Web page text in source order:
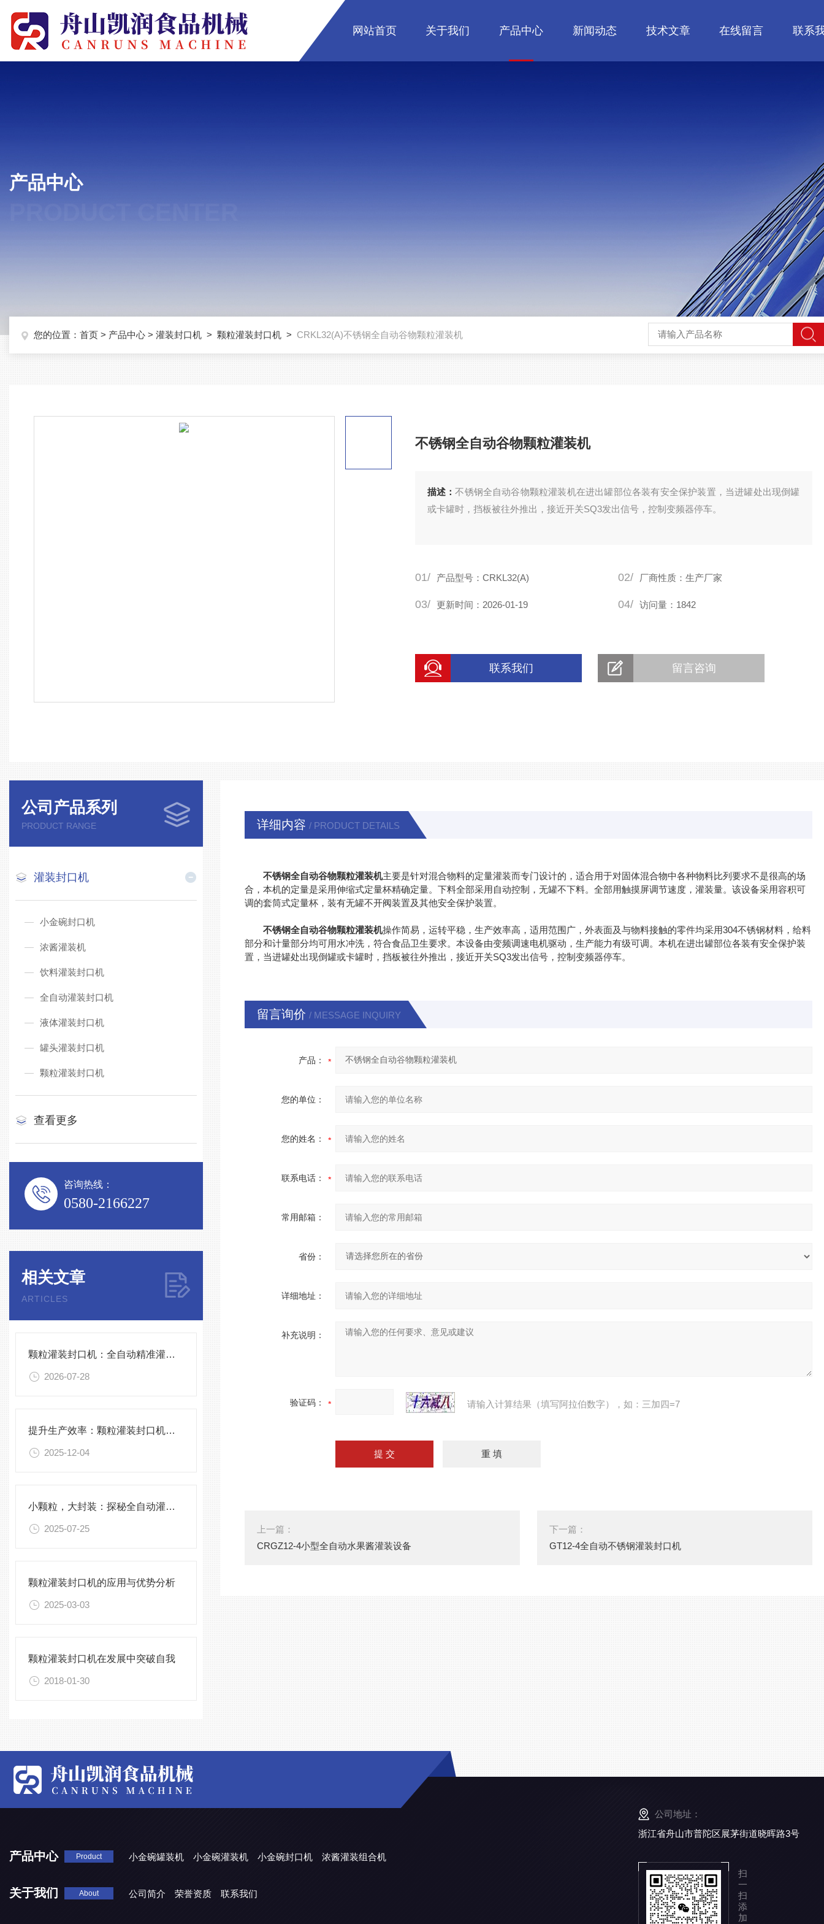
网站首页 关于我们 产品中心 新闻动态 技术文章 在线留言 联系
产品中心
您的位置： 首页 > 产品中心 > 灌装封口机 > 颗粒灌装封口机 > CRKL32(A)不锈钢全自动谷物颗粒灌装机
不锈钢全自动谷物颗粒灌装机
描述：不锈钢全自动谷物颗粒灌装机在进出罐部位各装有安全保护装置，当进罐处出现倒罐
或卡罐时，挡板被往外推出，接近开关SQ3发出信号，控制变频器停车。
01/ 产品型号：CRKL32(A) 02/ 厂商性质：生产厂家
03/ 更新时间：2026-01-19 04/ 访问量：1842
联系我们 留言咨询
公司产品系列
PRODUCT RANGE
灌装封口机
小金碗封口机
浓酱灌装机
饮料灌装封口机
全自动灌装封口机
液体灌装封口机
罐头灌装封口机
颗粒灌装封口机
查看更多
咨询热线：
0580-2166227
相关文章
ARTICLES
颗粒灌装封口机：全自动精准灌装，助力食品化工高效生产
2026-07-28
提升生产效率：颗粒灌装封口机的优化与维护
2025-12-04
小颗粒，大封装：探秘全自动灌装封口一体化科技
2025-07-25
颗粒灌装封口机的应用与优势分析
2025-03-03
颗粒灌装封口机在发展中突破自我
2018-01-30
详细内容 / PRODUCT DETAILS
不锈钢全自动谷物颗粒灌装机主要是针对混合物料的定量灌装而专门设计的，适合用于对固体混合物中各种物料比列要求不是很高的场
合，本机的定量是采用伸缩式定量杯精确定量。下料全部采用自动控制，无罐不下料。全部用触摸屏调节速度，灌装量。该设备采用容积可
调的套筒式定量杯，装有无罐不开阀装置及其他安全保护装置。
不锈钢全自动谷物颗粒灌装机操作简易，运转平稳，生产效率高，适用范围广，外表面及与物料接触的零件均采用304不锈钢材料，给料
部分和计量部分均可用水冲洗，符合食品卫生要求。本设备由变频调速电机驱动，生产能力有级可调。本机在进出罐部位各装有安全保护装
置，当进罐处出现倒罐或卡罐时，挡板被往外推出，接近开关SQ3发出信号，控制变频器停车。
留言询价 / MESSAGE INQUIRY
产品：
您的单位：
您的姓名：
联系电话：
常用邮箱：
省份：
详细地址：
补充说明：
验证码： 请输入计算结果（填写阿拉伯数字），如：三加四=7
上一篇：
CRGZ12-4小型全自动水果酱灌装设备
下一篇：
GT12-4全自动不锈钢灌装封口机
产品中心 Product 小金碗罐装机 小金碗灌装机 小金碗封口机 浓酱灌装组合机
关于我们 About 公司简介 荣誉资质 联系我们
公司地址：
浙江省舟山市普陀区展茅街道晓晖路3号
扫
一
扫
添
加